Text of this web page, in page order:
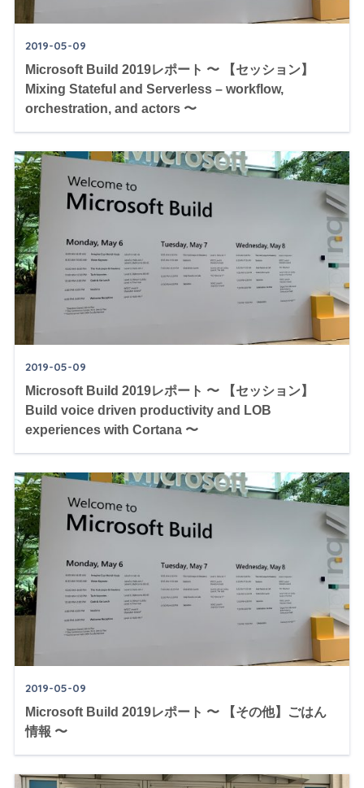
2019-05-09
Microsoft Build 2019レポート 〜 【セッション】
Mixing Stateful and Serverless – workflow,
orchestration, and actors 〜
2019-05-09
Microsoft Build 2019レポート 〜 【セッション】
Build voice driven productivity and LOB
experiences with Cortana 〜
2019-05-09
Microsoft Build 2019レポート 〜 【その他】ごはん
情報 〜